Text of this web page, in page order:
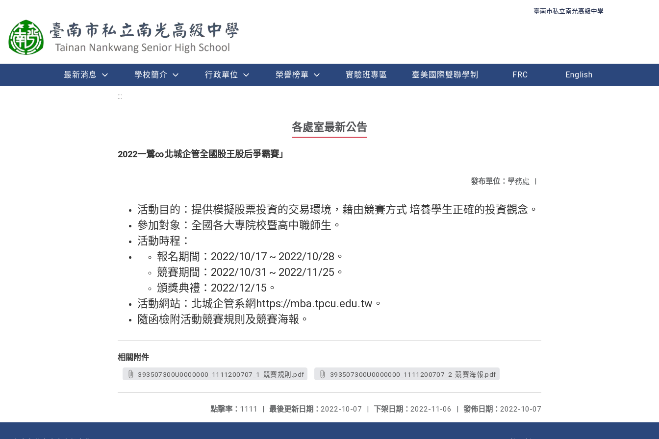
臺南市私立南光高級中學
最新消息 學校簡介 行政單位 榮譽榜單 實驗班專區 臺美國際雙聯學制 FRC English
:::
各處室最新公告
2022一鷺∞北城企管全國股王股后爭霸賽」
發布單位： 學務處 |
活動目的：提供模擬股票投資的交易環境，藉由競賽方式 培養學生正確的投資觀念。
參加對象：全國各大專院校暨高中職師生。
活動時程：
報名期間：2022/10/17 ~ 2022/10/28。
競賽期間：2022/10/31 ~ 2022/11/25。
頒獎典禮：2022/12/15。
活動網站：北城企管系網https://mba.tpcu.edu.tw。
隨函檢附活動競賽規則及競賽海報。
相關附件
393507300U0000000_1111200707_1_競賽規則.pdf 393507300U0000000_1111200707_2_競賽海報.pdf
發佈日期： 2022-10-07
下架日期： 2022-11-06 |
最後更新日期： 2022-10-07 |
點擊率： 1111 |